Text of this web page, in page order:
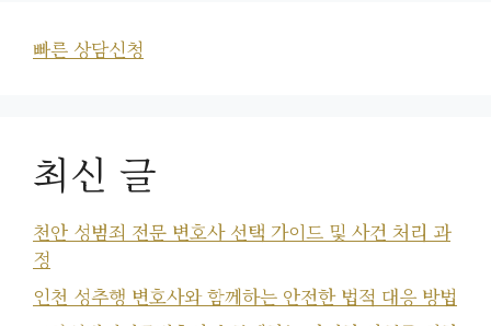
빠른 상담신청
최신 글
천안 성범죄 전문 변호사 선택 가이드 및 사건 처리 과
정
인천 성추행 변호사와 함께하는 안전한 법적 대응 방법